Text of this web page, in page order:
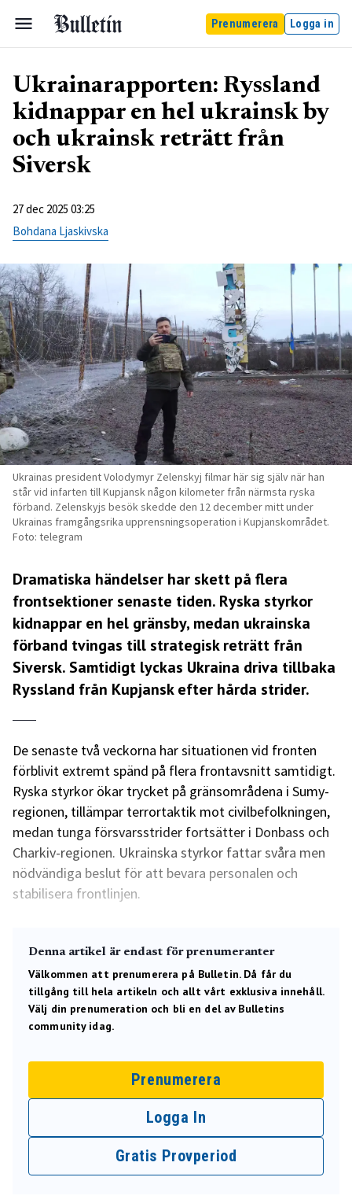
Prenumerera Logga in
Ukrainarapporten: Ryssland
kidnappar en hel ukrainsk by
och ukrainsk reträtt från
Siversk
27 dec 2025 03:25
Bohdana Ljaskivska
Ukrainas president Volodymyr Zelenskyj filmar här sig själv när han
står vid infarten till Kupjansk någon kilometer från närmsta ryska
förband. Zelenskyjs besök skedde den 12 december mitt under
Ukrainas framgångsrika upprensningsoperation i Kupjanskområdet.
Foto: telegram
Dramatiska händelser har skett på flera
frontsektioner senaste tiden. Ryska styrkor
kidnappar en hel gränsby, medan ukrainska
förband tvingas till strategisk reträtt från
Siversk. Samtidigt lyckas Ukraina driva tillbaka
Ryssland från Kupjansk efter hårda strider.
De senaste två veckorna har situationen vid fronten
förblivit extremt spänd på flera frontavsnitt samtidigt.
Ryska styrkor ökar trycket på gränsområdena i Sumy-
regionen, tillämpar terrortaktik mot civilbefolkningen,
medan tunga försvarsstrider fortsätter i Donbass och
Charkiv-regionen. Ukrainska styrkor fattar svåra men
nödvändiga beslut för att bevara personalen och
stabilisera frontlinjen.
Denna artikel är endast för prenumeranter
Välkommen att prenumerera på Bulletin. Då får du
tillgång till hela artikeln och allt vårt exklusiva innehåll.
Välj din prenumeration och bli en del av Bulletins
community idag.
Prenumerera
Logga In
Gratis Provperiod